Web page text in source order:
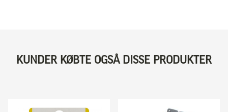
KUNDER KØBTE OGSÅ DISSE PRODUKTER